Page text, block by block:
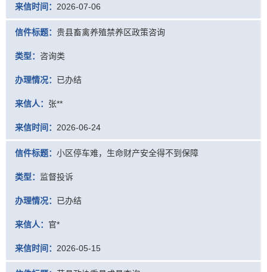
来信时间： 2026-07-06
信件标题： 贵县畜禽养殖禁养区政策咨询
类型： 咨询类
办理情况： 已办结
来信人： 张**
来信时间： 2026-06-24
信件标题： 小区停车难，生命财产安全得不到保障
类型： 监督投诉
办理情况： 已办结
来信人： 官*
来信时间： 2026-05-15